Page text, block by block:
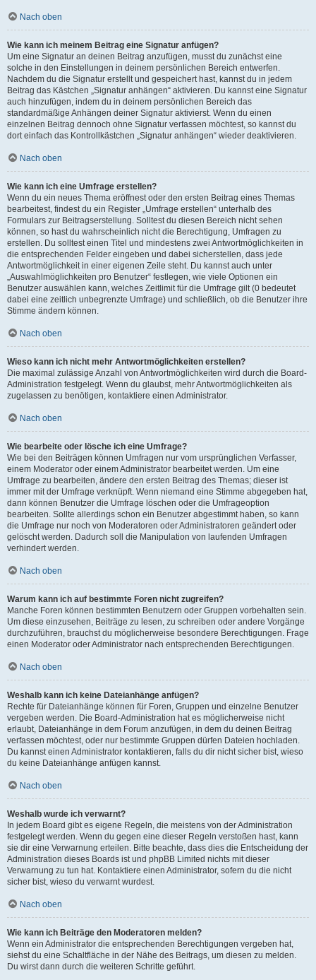
Nach oben
Wie kann ich meinem Beitrag eine Signatur anfügen?
Um eine Signatur an deinen Beitrag anzufügen, musst du zunächst eine
solche in den Einstellungen in deinem persönlichen Bereich entwerfen.
Nachdem du die Signatur erstellt und gespeichert hast, kannst du in jedem
Beitrag das Kästchen „Signatur anhängen“ aktivieren. Du kannst eine Signatur
auch hinzufügen, indem du in deinem persönlichen Bereich das
standardmäßige Anhängen deiner Signatur aktivierst. Wenn du einen
einzelnen Beitrag dennoch ohne Signatur verfassen möchtest, so kannst du
dort einfach das Kontrollkästchen „Signatur anhängen“ wieder deaktivieren.
Nach oben
Wie kann ich eine Umfrage erstellen?
Wenn du ein neues Thema eröffnest oder den ersten Beitrag eines Themas
bearbeitest, findest du ein Register „Umfrage erstellen“ unterhalb des
Formulars zur Beitragserstellung. Solltest du diesen Bereich nicht sehen
können, so hast du wahrscheinlich nicht die Berechtigung, Umfragen zu
erstellen. Du solltest einen Titel und mindestens zwei Antwortmöglichkeiten in
die entsprechenden Felder eingeben und dabei sicherstellen, dass jede
Antwortmöglichkeit in einer eigenen Zeile steht. Du kannst auch unter
„Auswahlmöglichkeiten pro Benutzer“ festlegen, wie viele Optionen ein
Benutzer auswählen kann, welches Zeitlimit für die Umfrage gilt (0 bedeutet
dabei eine zeitlich unbegrenzte Umfrage) und schließlich, ob die Benutzer ihre
Stimme ändern können.
Nach oben
Wieso kann ich nicht mehr Antwortmöglichkeiten erstellen?
Die maximal zulässige Anzahl von Antwortmöglichkeiten wird durch die Board-
Administration festgelegt. Wenn du glaubst, mehr Antwortmöglichkeiten als
zugelassen zu benötigen, kontaktiere einen Administrator.
Nach oben
Wie bearbeite oder lösche ich eine Umfrage?
Wie bei den Beiträgen können Umfragen nur vom ursprünglichen Verfasser,
einem Moderator oder einem Administrator bearbeitet werden. Um eine
Umfrage zu bearbeiten, ändere den ersten Beitrag des Themas; dieser ist
immer mit der Umfrage verknüpft. Wenn niemand eine Stimme abgegeben hat,
dann können Benutzer die Umfrage löschen oder die Umfrageoption
bearbeiten. Sollte allerdings schon ein Benutzer abgestimmt haben, so kann
die Umfrage nur noch von Moderatoren oder Administratoren geändert oder
gelöscht werden. Dadurch soll die Manipulation von laufenden Umfragen
verhindert werden.
Nach oben
Warum kann ich auf bestimmte Foren nicht zugreifen?
Manche Foren können bestimmten Benutzern oder Gruppen vorbehalten sein.
Um diese einzusehen, Beiträge zu lesen, zu schreiben oder andere Vorgänge
durchzuführen, brauchst du möglicherweise besondere Berechtigungen. Frage
einen Moderator oder Administrator nach entsprechenden Berechtigungen.
Nach oben
Weshalb kann ich keine Dateianhänge anfügen?
Rechte für Dateianhänge können für Foren, Gruppen und einzelne Benutzer
vergeben werden. Die Board-Administration hat es möglicherweise nicht
erlaubt, Dateianhänge in dem Forum anzufügen, in dem du deinen Beitrag
verfassen möchtest, oder nur bestimmte Gruppen dürfen Dateien hochladen.
Du kannst einen Administrator kontaktieren, falls du dir nicht sicher bist, wieso
du keine Dateianhänge anfügen kannst.
Nach oben
Weshalb wurde ich verwarnt?
In jedem Board gibt es eigene Regeln, die meistens von der Administration
festgelegt werden. Wenn du gegen eine dieser Regeln verstoßen hast, kann
sie dir eine Verwarnung erteilen. Bitte beachte, dass dies die Entscheidung der
Administration dieses Boards ist und phpBB Limited nichts mit dieser
Verwarnung zu tun hat. Kontaktiere einen Administrator, sofern du die nicht
sicher bist, wieso du verwarnt wurdest.
Nach oben
Wie kann ich Beiträge den Moderatoren melden?
Wenn ein Administrator die entsprechenden Berechtigungen vergeben hat,
siehst du eine Schaltfläche in der Nähe des Beitrags, um diesen zu melden.
Du wirst dann durch die weiteren Schritte geführt.